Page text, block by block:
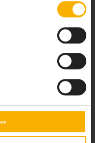
stellt lediglich eine
Anfragen von
Sie eine individuelle
sich bitte an einen
Ihrer Firma. Vielen
Diesem
Bestandteil